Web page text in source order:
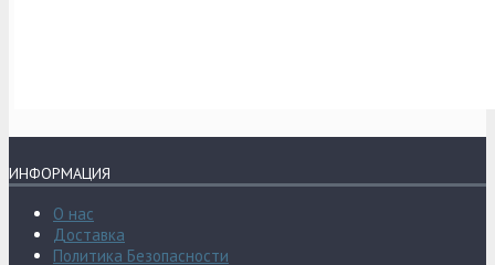
ИНФОРМАЦИЯ
О нас
Доставка
Политика Безопасности